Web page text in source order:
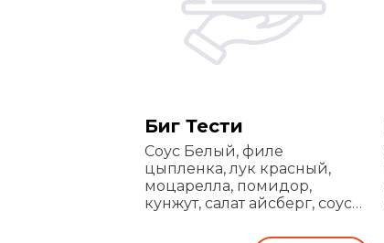
Биг Тести
Соус Белый, филе
цыпленка, лук красный,
моцарелла, помидор,
кунжут, салат айсберг, соус